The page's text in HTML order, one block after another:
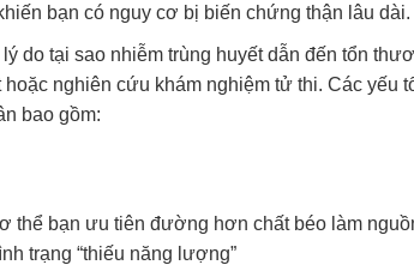
bạn có nguy cơ bị biến chứng thận lâu dài.
do tại sao nhiễm trùng huyết dẫn đến tổn
nghiên cứu khám nghiệm tử thi. Các yếu
bao gồm:
thể bạn ưu tiên đường hơn chất béo làm
trạng “thiếu năng lượng”